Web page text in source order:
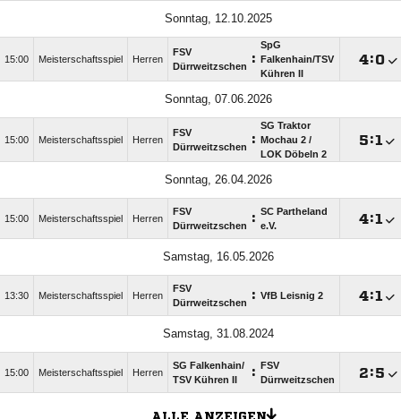
Sonntag, 12.10.2025
15:00 Meisterschaftsspiel Herren
FSV
Dürrweitzschen :
SpG
Falkenhain/​TSV
Kühren II
:
Sonntag, 07.06.2026
15:00 Meisterschaftsspiel Herren
FSV
Dürrweitzschen :
SG Traktor
Mochau 2 /​
LOK Döbeln 2
:
Sonntag, 26.04.2026
15:00 Meisterschaftsspiel Herren
FSV
Dürrweitzschen : SC Partheland
e.V.
:
Samstag, 16.05.2026
13:30 Meisterschaftsspiel Herren
FSV
Dürrweitzschen : VfB Leisnig 2 :
Samstag, 31.08.2024
15:00 Meisterschaftsspiel Herren
SG Falkenhain/​
TSV Kühren II
:
FSV
Dürrweitzschen
: